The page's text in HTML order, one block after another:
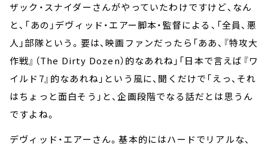
ザック・スナイダーさんがやっていたわけですけど、なん
と、「あの」デヴィッド・エアー脚本・監督による、「全員、悪
人」部隊という。要は、映画ファンだったら「ああ、『特攻大
作戦』（The Dirty Dozen）的なあれね」「日本で言えば『ワ
イルド7』的なあれね」という風に、聞くだけで「えっ、それ
はちょっと面白そう」と、企画段階でなる話だとは思うん
ですよね。
デヴィッド・エアーさん。基本的にはハードでリアルな、